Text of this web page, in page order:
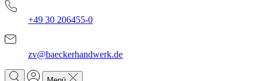
+49 30 206455-0
zv@baeckerhandwerk.de